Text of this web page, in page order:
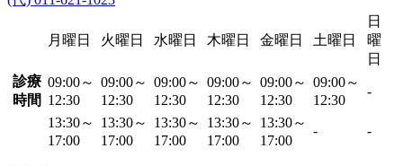
月曜日 火曜日 水曜日 木曜日 金曜日 土曜日
日
曜
日
診療
時間
09:00～
12:30
09:00～
12:30
09:00～
12:30
09:00～
12:30
09:00～
12:30
09:00～
12:30
-
13:30～
17:00
13:30～
17:00
13:30～
17:00
13:30～
17:00
13:30～
17:00
- -